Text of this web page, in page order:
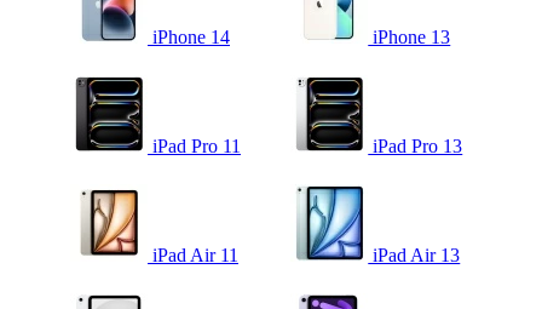
iPhone 14 iPhone 13
iPad Pro 11 iPad Pro 13
iPad Air 11 iPad Air 13